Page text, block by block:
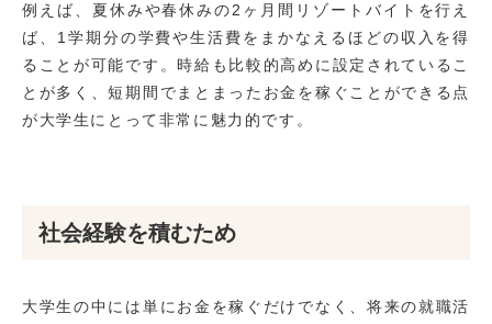
例えば、夏休みや春休みの2ヶ月間リゾートバイトを行え
ば、1学期分の学費や生活費をまかなえるほどの収入を得
ることが可能です。時給も比較的高めに設定されているこ
とが多く、短期間でまとまったお金を稼ぐことができる点
が大学生にとって非常に魅力的です。
社会経験を積むため
大学生の中には単にお金を稼ぐだけでなく、将来の就職活